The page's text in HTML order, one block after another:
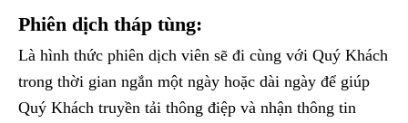
Phiên dịch tháp tùng:
Là hình thức phiên dịch viên sẽ đi cùng với Quý Khách
trong thời gian ngắn một ngày hoặc dài ngày để giúp
Quý Khách truyền tải thông điệp và nhận thông tin